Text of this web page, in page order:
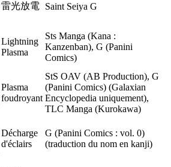
雷光放電 Saint Seiya G
Lightning
Plasma
Sts Manga (Kana :
Kanzenban), G (Panini
Comics)
Plasma
foudroyant
StS OAV (AB Production), G
(Panini Comics) (Galaxian
Encyclopedia uniquement),
TLC Manga (Kurokawa)
Décharge
d'éclairs
G (Panini Comics : vol. 0)
(traduction du nom en kanji)